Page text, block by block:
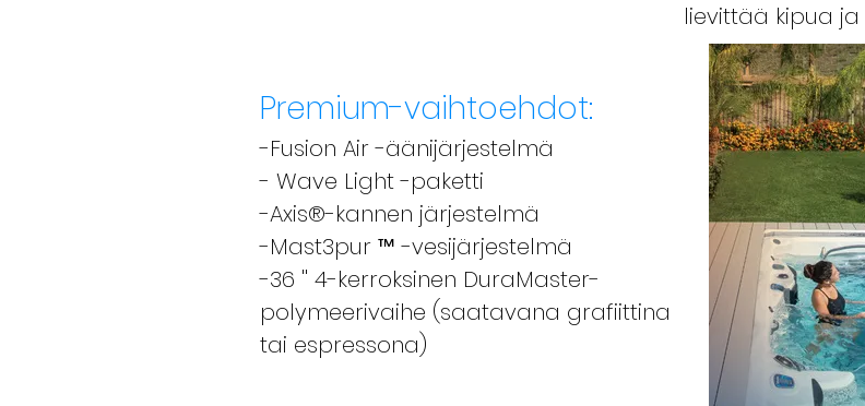
lievittää kipua
Premium-vaihtoehdot:
-Fusion Air -äänijärjestelmä
- Wave Light -paketti
-Axis®-kannen järjestelmä
-Mast3pur ™ -vesijärjestelmä
-36 '' 4-kerroksinen DuraMaster-
polymeerivaihe (saatavana grafiittina
tai espressona)